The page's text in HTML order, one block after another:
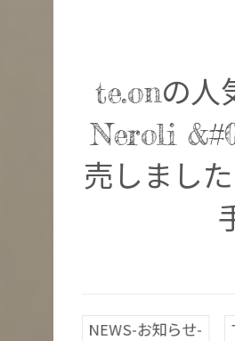
te.onの
Neroli
売しまし
NEWS-お知らせ-